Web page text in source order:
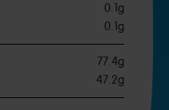
0.1g
0.1g
77.4g
47.2g